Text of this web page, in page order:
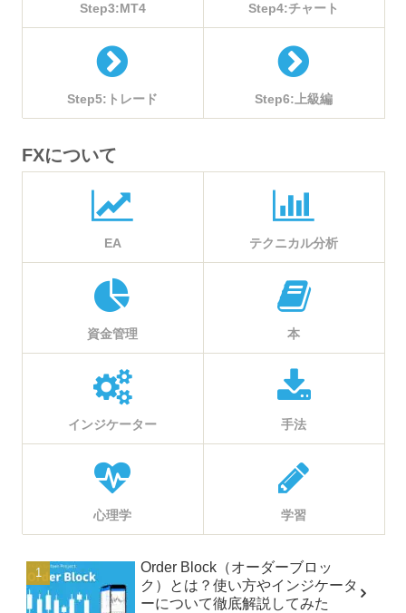
Step3:MT4 Step4:チャート
Step5:トレード Step6:上級編
FXについて
EA テクニカル分析
資金管理 本
インジケーター 手法
心理学 学習
Order Block（オーダーブロッ
ク）とは？使い方やインジケータ
ーについて徹底解説してみた